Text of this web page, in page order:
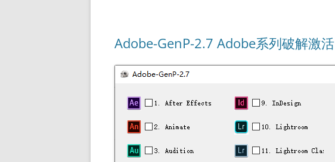
Adobe-GenP-2.7 Adobe系列破解激活